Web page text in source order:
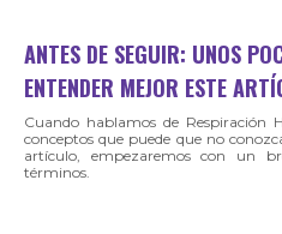
ANTES DE SEGUIR: UNOS
ENTENDER MEJOR ESTE
Cuando hablamos de Respiración
conceptos que puede que no
artículo, empezaremos con un
términos.